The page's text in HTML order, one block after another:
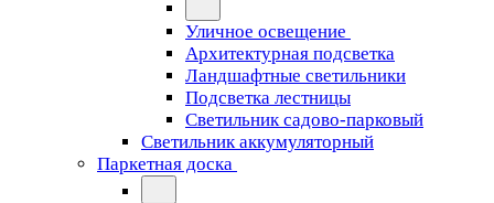
Уличное освещение
Архитектурная подсветка
Ландшафтные светильники
Подсветка лестницы
Светильник садово-парковый
Светильник аккумуляторный
Паркетная доска